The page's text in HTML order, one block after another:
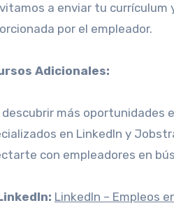
a enviar tu currículum
por el empleador.
Adicionales:
descubrir más oportunidades
en LinkedIn y
con empleadores en
LinkedIn – Empleos